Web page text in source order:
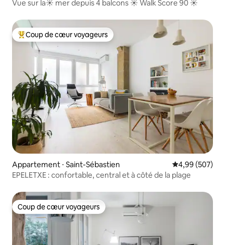
Vue sur la☀️ mer depuis 4 balcons ☀️ Walk Score 90 ☀️
Coups de cœur voyageurs les plus appréciés
Coup de cœur voyageurs
Appartement ⋅ Saint-Sébastien Évaluation
4,99 (507)
EPELETXE : confortable, central et à côté de la plage
Coup de cœur voyageurs
Coup de cœur voyageurs